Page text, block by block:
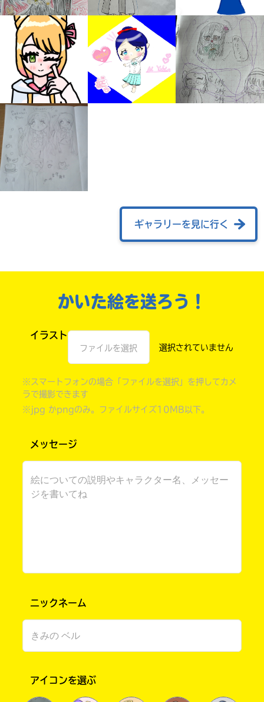
自分だけの
本だなが作れる！
読める
ギャラリーを見に行く
かいた絵を送ろう！
イラスト
ファイルを選択
※スマートフォンの場合「ファイルを選択」を押してカメ
ラで撮影できます
※jpg かpngのみ。ファイルサイズ10MB以下。
メッセージ
ニックネーム
アイコンを選ぶ